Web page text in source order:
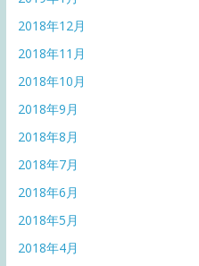
2018年12月
2018年11月
2018年10月
2018年9月
2018年8月
2018年7月
2018年6月
2018年5月
2018年4月